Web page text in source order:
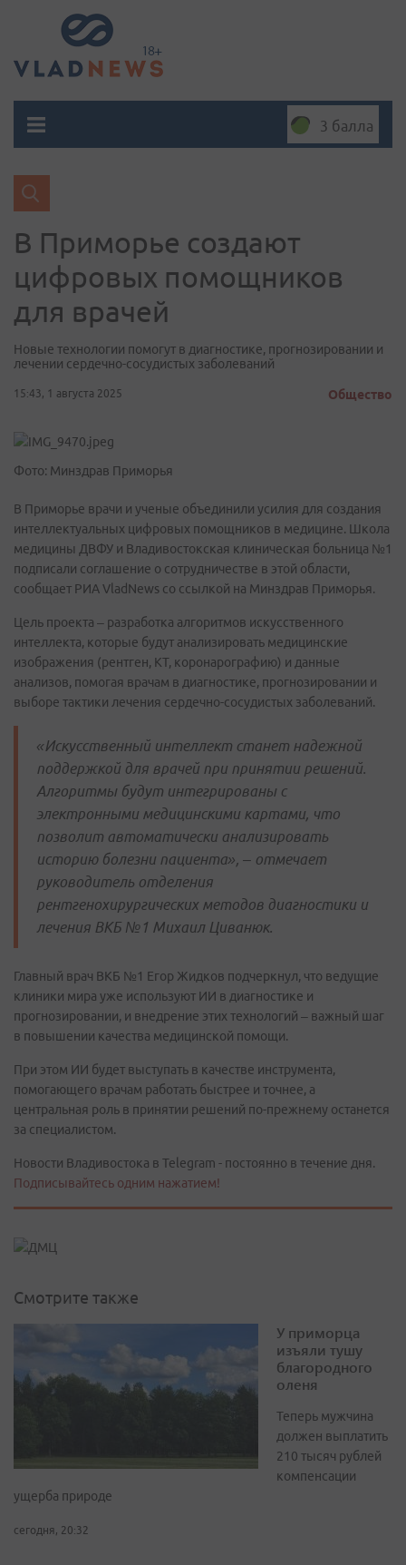
3 балла
В Приморье создают
цифровых помощников
для врачей
Новые технологии помогут в диагностике, прогнозировании и
лечении сердечно-сосудистых заболеваний
15:43, 1 августа 2025 Общество
Фото: Минздрав Приморья
В Приморье врачи и ученые объединили усилия для создания
интеллектуальных цифровых помощников в медицине. Школа
медицины ДВФУ и Владивостокская клиническая больница №1
подписали соглашение о сотрудничестве в этой области,
сообщает РИА VladNews со ссылкой на Минздрав Приморья.
Цель проекта – разработка алгоритмов искусственного
интеллекта, которые будут анализировать медицинские
изображения (рентген, КТ, коронарографию) и данные
анализов, помогая врачам в диагностике, прогнозировании и
выборе тактики лечения сердечно-сосудистых заболеваний.
«Искусственный интеллект станет надежной
поддержкой для врачей при принятии решений.
Алгоритмы будут интегрированы с
электронными медицинскими картами, что
позволит автоматически анализировать
историю болезни пациента», – отмечает
руководитель отделения
рентгенохирургических методов диагностики и
лечения ВКБ №1 Михаил Циванюк.
Главный врач ВКБ №1 Егор Жидков подчеркнул, что ведущие
клиники мира уже используют ИИ в диагностике и
прогнозировании, и внедрение этих технологий – важный шаг
в повышении качества медицинской помощи.
При этом ИИ будет выступать в качестве инструмента,
помогающего врачам работать быстрее и точнее, а
центральная роль в принятии решений по-прежнему останется
за специалистом.
Новости Владивостока в Telegram - постоянно в течение дня.
Подписывайтесь одним нажатием!
Смотрите также
У приморца
изъяли тушу
благородного
оленя
Теперь мужчина
должен выплатить
210 тысяч рублей
компенсации
ущерба природе
сегодня, 20:32